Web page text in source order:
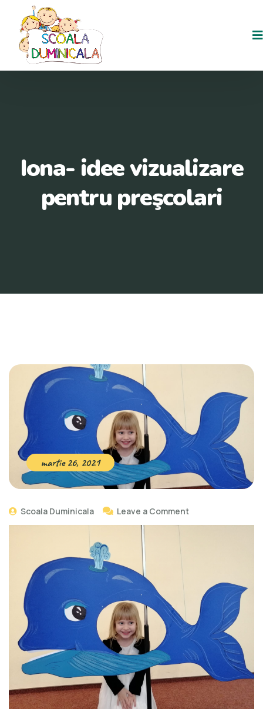
Iona- idee vizualizare
pentru preşcolari
martie 26, 2021
Scoala Duminicala Leave a Comment